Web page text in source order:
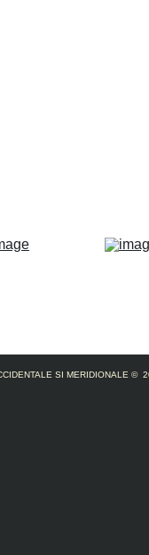
SI MERIDIONALE ©